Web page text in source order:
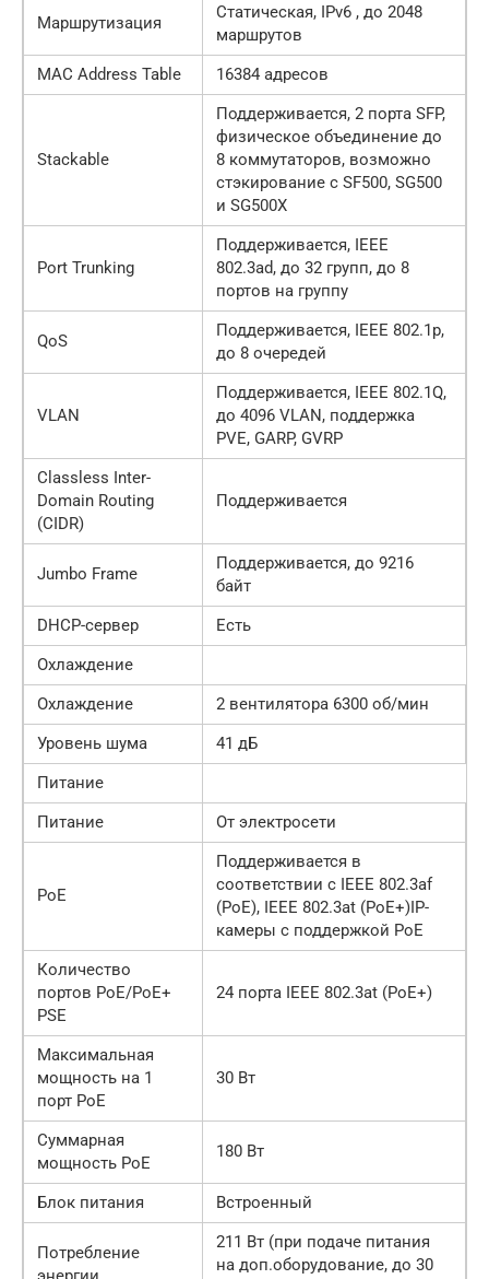
Маршрутизация
Статическая, IPv6 , до 2048
маршрутов
MAC Address Table
16384 адресов
Stackable
Поддерживается, 2 порта SFP,
физическое объединение до
8 коммутаторов, возможно
стэкирование с SF500, SG500
и SG500X
Port Trunking
Поддерживается, IEEE
802.3ad, до 32 групп, до 8
портов на группу
QoS
Поддерживается, IEEE 802.1p,
до 8 очередей
VLAN
Поддерживается, IEEE 802.1Q,
до 4096 VLAN, поддержка
PVE, GARP, GVRP
Classless Inter-
Domain Routing
(CIDR)
Поддерживается
Jumbo Frame
Поддерживается, до 9216
байт
DHCP-сервер
Есть
Охлаждение
Охлаждение
2 вентилятора 6300 об/мин
Уровень шума
41 дБ
Питание
Питание
От электросети
PoE
Поддерживается в
соответствии с IEEE 802.3af
(PoE), IEEE 802.3at (PoE+)IP-
камеры с поддержкой PoE
Количество
портов PoE/PoE+
PSE
24 порта IEEE 802.3at (PoE+)
Максимальная
мощность на 1
порт PoE
30 Вт
Суммарная
мощность PoE
180 Вт
Блок питания Встроенный
Потребление
211 Вт (при подаче питания
на доп.оборудование, до 30